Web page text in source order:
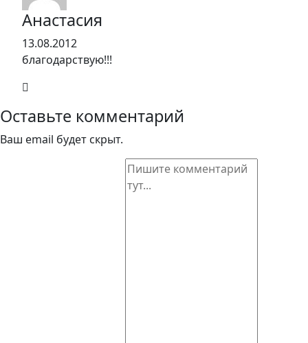
Анастасия
13.08.2012
благодарствую!!!
Оставьте комментарий
Ваш email будет скрыт.